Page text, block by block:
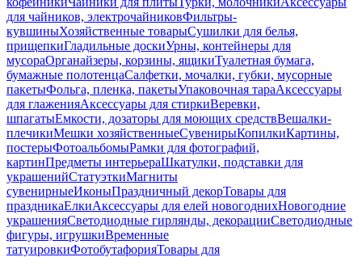
для чайников, электрочайниковФильтры-
кувшиныХозяйственные товарыСушилки для белья,
прищепкиГладильные доскиУрны, контейнеры для
мусораОрганайзеры, корзины, ящикиТуалетная бумага,
бумажные полотенцаСалфетки, мочалки, губки, мусорные
пакетыФольга, пленка, пакетыУпаковочная тараАксессуары
для глаженияАксессуары для стиркиВеревки,
шпагатыЕмкости, дозаторы для моющих средствВешалки-
плечикиМешки хозяйственныеСувенирыКопилкиКартины,
постерыФотоальбомыРамки для фотографий,
картинПредметы интерьераШкатулки, подставки для
украшенийСтатуэткиМагниты
сувенирныеИконыПраздничный декорТовары для
праздникаЕлкиАксессуары для елей новогоднихНовогодние
украшенияСветодиодные гирлянды, декорацииСветодиодные
фигуры, игрушкиВременные
татуировкиФотобутафорияТовары для